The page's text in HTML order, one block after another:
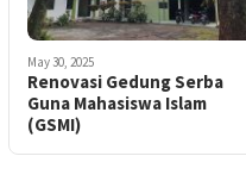
May 30, 2025
Renovasi Gedung Serba
Guna Mahasiswa Islam
(GSMI)